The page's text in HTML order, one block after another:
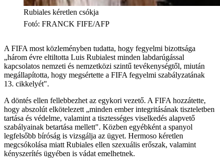
Rubiales kéretlen csókja
Fotó: FRANCK FIFE/AFP
A FIFA most közleményben tudatta, hogy fegyelmi bizottsága
„három évre eltiltotta Luis Rubialest minden labdarúgással
kapcsolatos nemzeti és nemzetközi szintű tevékenységtől, miután
megállapította, hogy megsértette a FIFA fegyelmi szabályzatának
13. cikkelyét".
A döntés ellen fellebbezhet az egykori vezető. A FIFA hozzátette,
hogy abszolút elkötelezett „minden ember integritásának tiszteletben
tartása és védelme, valamint a tisztességes viselkedés alapvető
szabályainak betartása mellett". Közben egyébként a spanyol
legfelsőbb bíróság is vizsgálja az ügyet. Hermoso kéretlen
megcsókolása miatt Rubiales ellen szexuális erőszak, valamint
kényszerítés ügyében is vádat emelhetnek.